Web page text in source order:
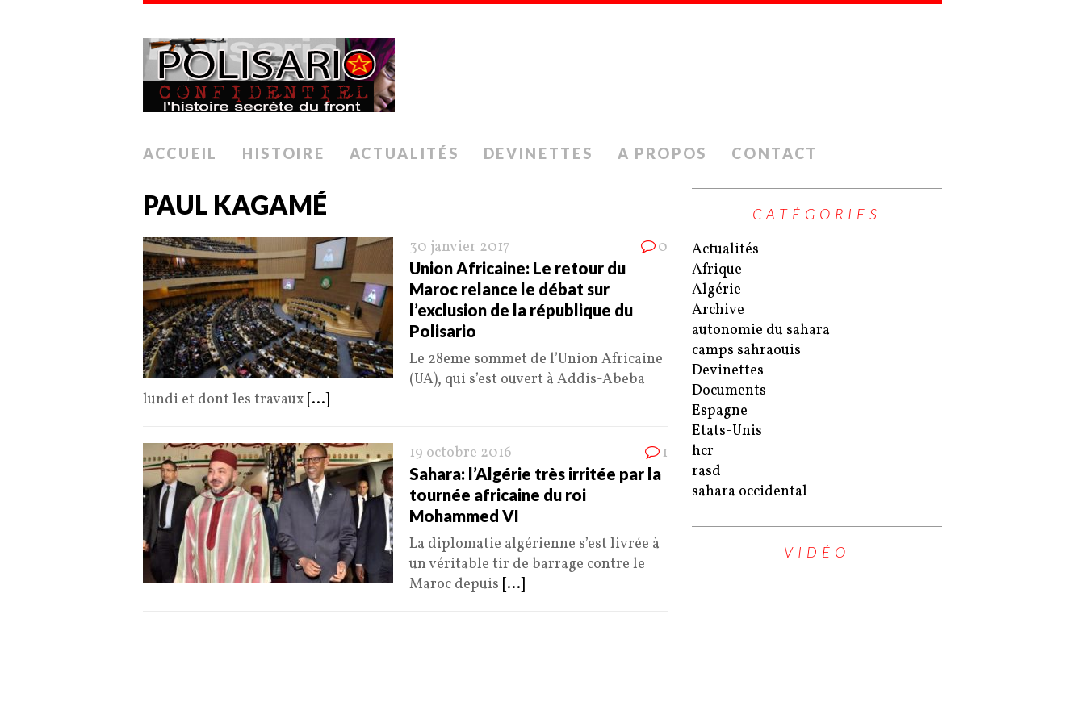
ACCUEIL HISTOIRE ACTUALITÉS DEVINETTES A PROPOS CONTACT
PAUL KAGAMÉ
30 janvier 2017 0
Union Africaine: Le retour du
Maroc relance le débat sur
l’exclusion de la république du
Polisario
Le 28eme sommet de l’Union Africaine
(UA), qui s’est ouvert à Addis-Abeba
lundi et dont les travaux [...]
19 octobre 2016 1
Sahara: l’Algérie très irritée par la
tournée africaine du roi
Mohammed VI
La diplomatie algérienne s’est livrée à
un véritable tir de barrage contre le
Maroc depuis [...]
CATÉGORIES
Actualités
Afrique
Algérie
Archive
autonomie du sahara
camps sahraouis
Devinettes
Documents
Espagne
Etats-Unis
hcr
rasd
sahara occidental
VIDÉO